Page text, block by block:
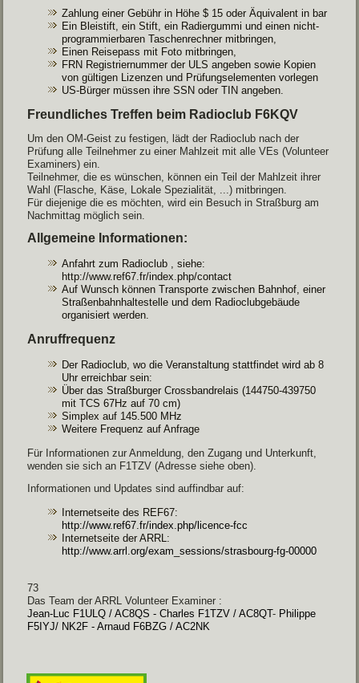
Zahlung einer Gebühr in Höhe $ 15 oder Äquivalent in bar
Ein Bleistift, ein Stift, ein Radiergummi und einen nicht-
programmierbaren Taschenrechner mitbringen,
Einen Reisepass mit Foto mitbringen,
FRN Registriernummer der ULS angeben sowie Kopien
von gültigen Lizenzen und Prüfungselementen vorlegen
US-Bürger müssen ihre SSN oder TIN angeben.
Freundliches Treffen beim Radioclub F6KQV
Um den OM-Geist zu festigen, lädt der Radioclub nach der
Prüfung alle Teilnehmer zu einer Mahlzeit mit alle VEs (Volunteer
Examiners) ein.
Teilnehmer, die es wünschen, können ein Teil der Mahlzeit ihrer
Wahl (Flasche, Käse, Lokale Spezialität, ...) mitbringen.
Für diejenige die es möchten, wird ein Besuch in Straßburg am
Nachmittag möglich sein.
Allgemeine Informationen:
Anfahrt zum Radioclub , siehe:
http://www.ref67.fr/index.php/contact
Auf Wunsch können Transporte zwischen Bahnhof, einer
Straßenbahnhaltestelle und dem Radioclubgebäude
organisiertwerden.
Anruffrequenz
Der Radioc lub, wodie Veranstaltung stattfindet wird ab 8
Uhr erreichbar sein:
Über das Straßburger Crossbandrelais (144750-439750
mit TCS 67Hz auf 70 cm)
Simplex auf 145.500 MHz
Weitere Frequenz auf Anfrage
Für Informationen zur Anmeldung , den Zugang und Unterkunft,
wenden sie sich an F1TZV (Adresse siehe oben).
Informationen und Updates sind auffindbar auf:
Internetseite des REF67:
http://www.ref67.fr/index.php/licence-fcc
Internetseite der ARRL :
http://www.arrl.org/exam_sessions/strasbourg-fg-00000
73
Das Team der ARRL Volunteer Examiner :
Jean-Luc F1ULQ / AC8QS - Charles F1TZV / AC8QT- Philippe
F5IYJ/ NK2F - Arnaud F6BZG / AC2NK